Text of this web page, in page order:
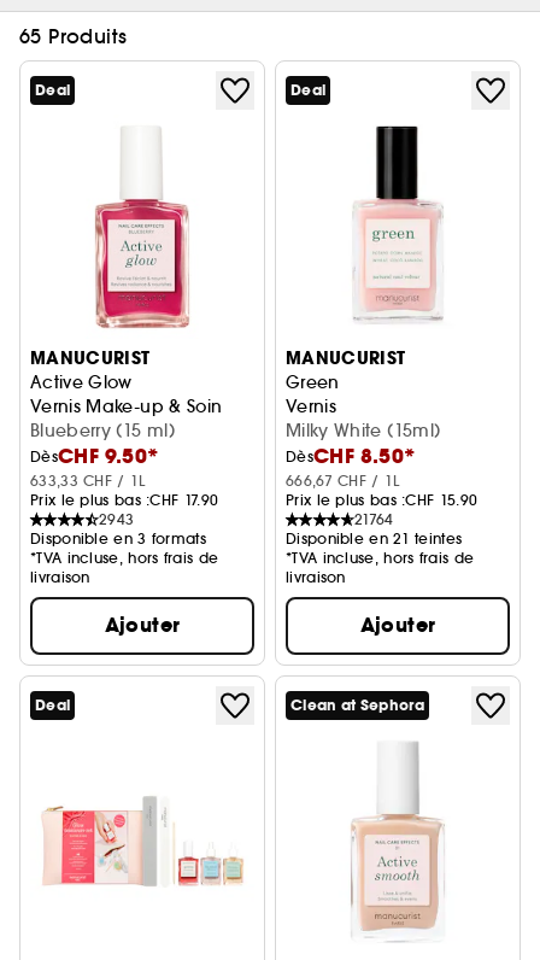
stylés.
65 Produits
Deal
MANUCURIST
Active Glow
Vernis Make-up & Soin
Blueberry (15 ml)
DèsCHF 9.50*
633,33 CHF / 1L
Prix le plus bas :CHF 17.90
2943
Disponible en 3 formats
*TVA incluse, hors frais de
livraison
Ajouter
Deal
MANUCURIST
Green
Vernis
Milky White (15ml)
DèsCHF 8.50*
666,67 CHF / 1L
Prix le plus bas :CHF 15.90
21764
Disponible en 21 teintes
*TVA incluse, hors frais de
livraison
Ajouter
Deal Clean at Sephora